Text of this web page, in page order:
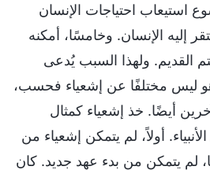
استيعاب احتياجات الإنسان
إليه الإنسان. وخامسًا، أمكنه
القديم. ولهذا السبب يُدعى
ليس مختلفًا عن إشعياء فحسب،
أيضًا. خذ إشعياء كمثال
أولاً، لم يتمكن إشعياء من
لم يتمكن من بدء عهد جديد. كان